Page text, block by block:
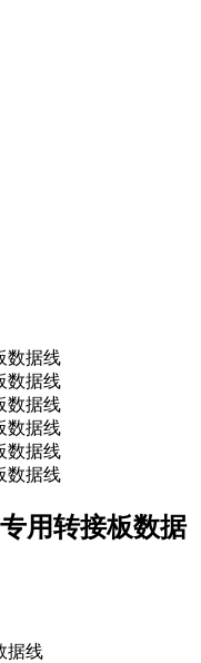
用转接板数据
据线